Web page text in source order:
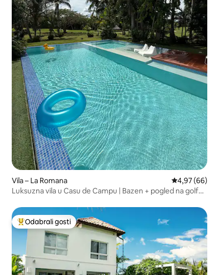
Vila – La Romana Prosječna
4,97 (66)
Luksuzna vila u Casu de Campu | Bazen + pogled na golf
Među najviše rangiranima s oznakom „Odabrali gosti”
Odabrali gosti